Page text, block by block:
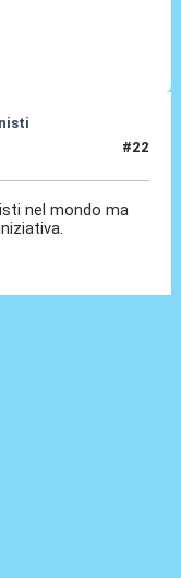
#22
nel mondo ma